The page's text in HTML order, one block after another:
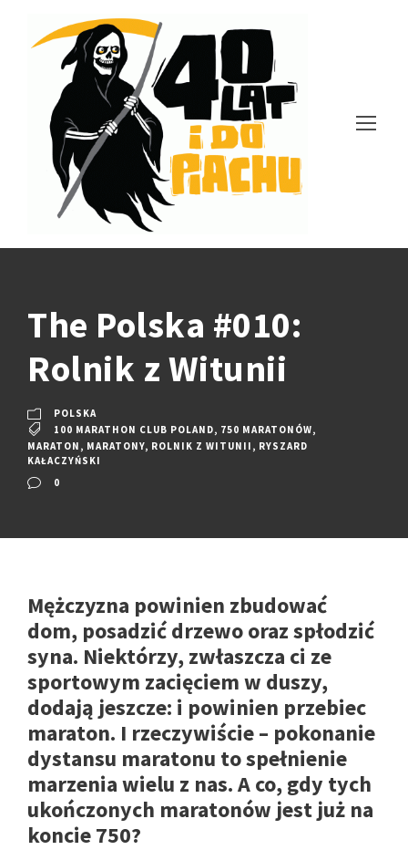
The Polska #010:
Rolnik z Witunii
POLSKA
100 MARATHON CLUB POLAND, 750 MARATONÓW,
MARATON , MARATONY, ROLNIK Z WITUNII , RYSZARD
KAŁACZYŃSKI
0
Mężczyzna powinien zbudować
dom, posadzić drzewo oraz spłodzić
syna. Niektórzy, zwłaszcza ci ze
sportowym zacięciem w duszy,
dodają jeszcze: i powinien przebiec
maraton. I rzeczywiście – pokonanie
dystansu maratonu to spełnienie
marzenia wielu z nas. A co, gdy tych
ukończonych maratonów jest już na
koncie 750?